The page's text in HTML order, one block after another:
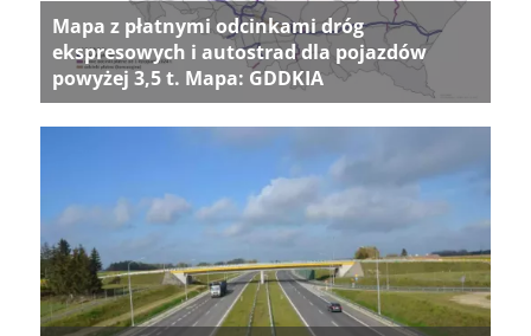
Mapa z płatnymi odcinkami dróg
ekspresowych i autostrad dla pojazdów
powyżej 3,5 t. Mapa: GDDKIA